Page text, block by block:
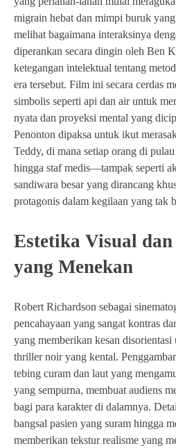
migrain hebat dan mimpi buruk
melihat bagaimana interaksinya
diperankan secara dingin oleh Ben
ketegangan intelektual tentang
era tersebut. Film ini secara cerdas
simbolis seperti api dan air untuk
nyata dan proyeksi mental yang
Penonton dipaksa untuk ikut
Teddy, di mana setiap orang di
hingga staf medis—tampak seperti
sandiwara besar yang dirancang
protagonis dalam kegilaan yang tak
Estetika Visual
yang Menekan
Robert Richardson sebagai
pencahayaan yang sangat kontras
yang memberikan kesan disorientasi
thriller noir yang kental.
tebing curam dan laut yang
yang sempurna, membuat audiens
bagi para karakter di dalamnya.
bangsal pasien yang suram hingga
memberikan tekstur realisme yang